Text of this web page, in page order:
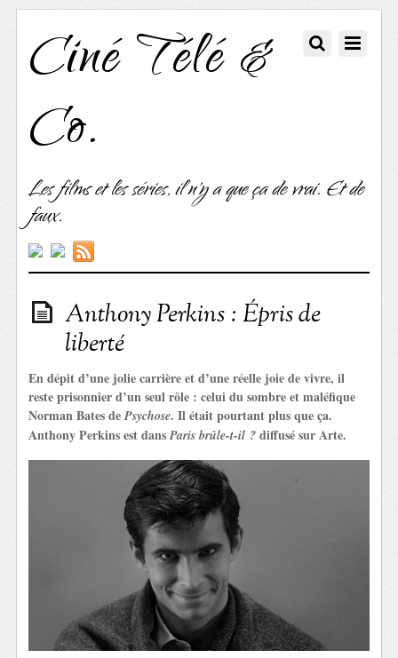
Ciné Télé &
Co.
Les films et les séries, il n'y a que ça de vrai. Et de
faux.
Anthony Perkins : Épris de
liberté
En dépit d’une jolie carrière et d’une réelle joie de vivre, il
reste prisonnier d’un seul rôle : celui du sombre et maléfique
Norman Bates dePsychose. Il était pourtant plus que ça.
Anthony Perkins est dansParis brûle-t-il ? diffusé sur Arte.